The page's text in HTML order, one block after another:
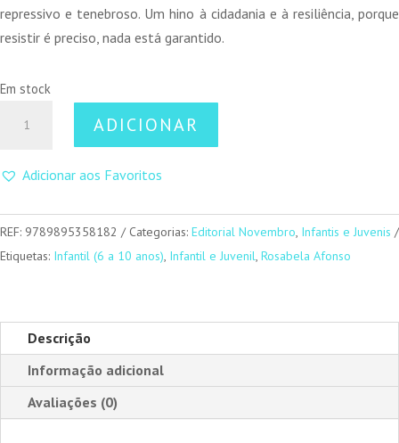
repressivo e tenebroso. Um hino à cidadania e à resiliência, porque
resistir é preciso, nada está garantido.
Em stock
E
Confidências
e
2.a
edição
ADICIONAR
Adicionar aos Favoritos
REF: 9789895358182 Categorias: Editorial Novembro Infantis e Juvenis
Etiquetas: Infantil (6 a 10 anos) Infantil e Juvenil Rosabela Afonso
Descrição
Informação adicional
Avaliações (0)